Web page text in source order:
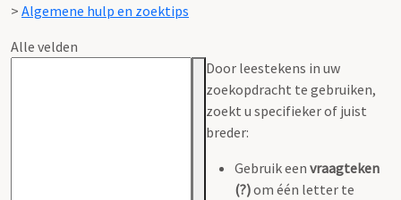
> Algemene hulp en zoektips
Alle velden
Door leestekens in uw
zoekopdracht te gebruiken,
zoekt u specifieker of juist
breder:
Gebruik een vraagteken
(?)om één letter te